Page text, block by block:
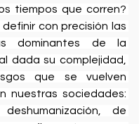
tiempos que corren?
con precisión las
dominantes de la
dada su complejidad,
que se vuelven
nuestras sociedades:
de